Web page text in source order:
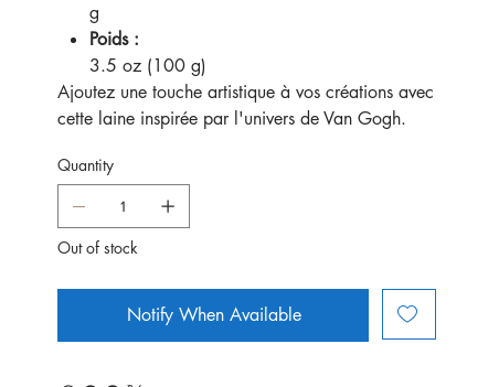
g
Poids :
3.5 oz (100 g)
Ajoutez une touche artistique à vos créations avec
cette laine inspirée par l'univers de Van Gogh.
Quantity
Out of stock
Notify When Available